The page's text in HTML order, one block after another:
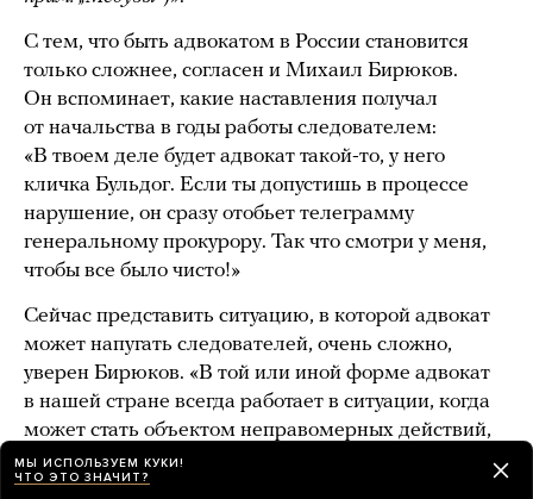
С тем, что быть адвокатом в России становится
только сложнее, согласен и Михаил Бирюков.
Он вспоминает, какие наставления получал
от начальства в годы работы следователем:
«В твоем деле будет адвокат такой-то, у него
кличка Бульдог. Если ты допустишь в процессе
нарушение, он сразу отобьет телеграмму
генеральному прокурору. Так что смотри у меня,
чтобы все было чисто!»
Сейчас представить ситуацию, в которой адвокат
может напугать следователей, очень сложно,
уверен Бирюков. «В той или иной форме адвокат
в нашей стране всегда работает в ситуации, когда
может стать объектом неправомерных действий,
неадекватных реакций, — добавляет он. — Это
та реальность, с которой мы сталкиваемся
МЫ ИСПОЛЬЗУЕМ КУКИ!
ЧТО ЭТО ЗНАЧИТ?